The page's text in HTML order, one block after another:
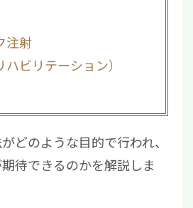
自分で治す方法はある？
しびれ）を治すには「再生
ださい
注射
ビリテーション）
どのような目的で行われ、
待できるのかを解説しま